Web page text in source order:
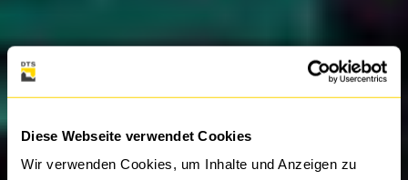
Diese Webseite verwendet Cookies
Wir verwenden Cookies, um Inhalte und Anzeigen zu